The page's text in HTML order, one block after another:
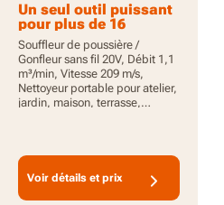
Un seul outil puissant
pour plus de 16
usages
Souffleur de poussière /
Gonfleur sans fil 20V, Débit 1,1
m³/min, Vitesse 209 m/s,
Nettoyeur portable pour atelier,
jardin, maison, terrasse,
Voir détails et prix